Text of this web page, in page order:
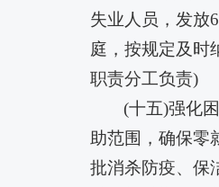
失业人员，发放
庭，按规定及时
职责分工负责)
(十五)强化
助范围，确保零
批消杀防疫、保